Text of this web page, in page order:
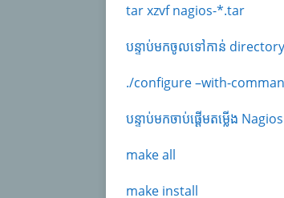
tar xzvf nagios-*.tar
បន្ទាប់មកចូលទៅកាន់ directory
./configure –with-
បន្ទាប់មកចាប់ផ្តើមតម្លើង
make all
make install